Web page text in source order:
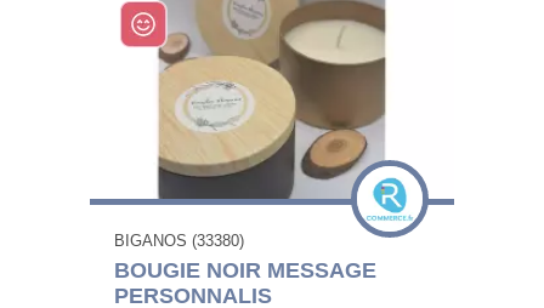
BIGANOS (33380)
BOUGIE NOIR MESSAGE
PERSONNALIS